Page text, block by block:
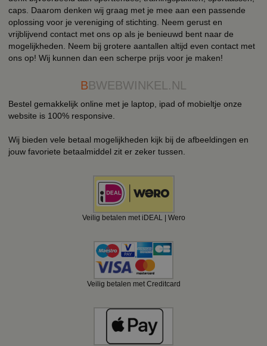
caps. Daarom denken wij graag met je mee aan een passende
oplossing voor je vereniging of stichting. Neem gerust en
vrijblijvend contact met ons op als je benieuwd bent naar de
mogelijkheden. Neem bij grotere aantallen altijd even contact met
ons op! Wij kunnen dan een scherpe prijs voor je maken!
BBWEBWINKEL.NL
Bestel gemakkelijk online met je laptop, ipad of mobieltje onze
website is 100% responsive.
Wij bieden vele betaal mogelijkheden kijk bij de afbeeldingen en
jouw favoriete betaalmiddel zit er zeker tussen.
Veilig betalen met iDEAL | Wero
Veilig betalen met Creditcard